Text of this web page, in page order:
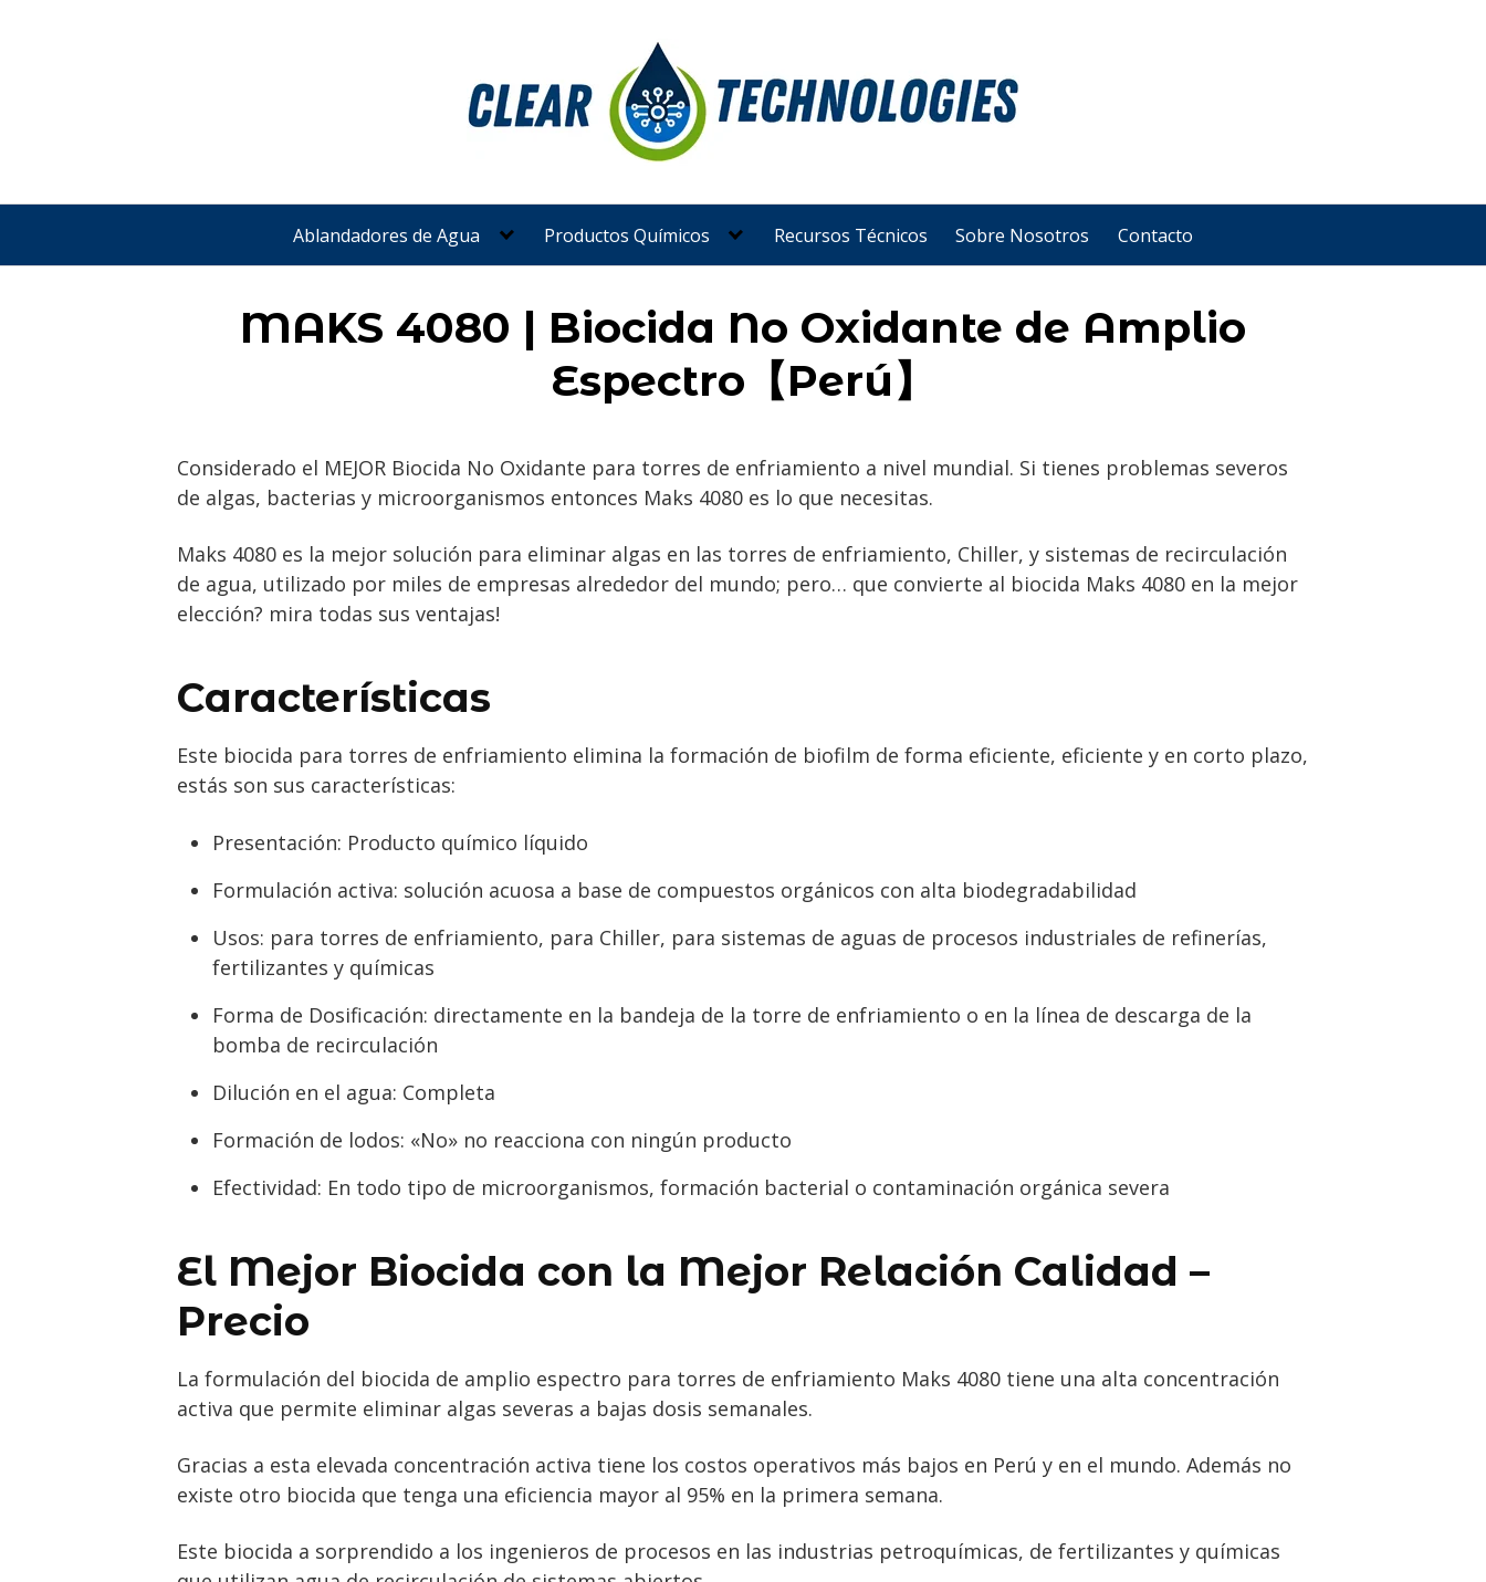
Ablandadores de Agua Productos Químicos Recursos Técnicos Sobre Nosotros Contacto
MAKS 4080 | Biocida No Oxidante de Amplio
Espectro【Perú】
Considerado el MEJOR Biocida No Oxidante para torres de enfriamiento a nivel mundial. Si tienes problemas severos
de algas, bacterias y microorganismos entonces Maks 4080 es lo que necesitas.
Maks 4080 es la mejor solución para eliminar algas en las torres de enfriamiento, Chiller, y sistemas de recirculación
de agua, utilizado por miles de empresas alrededor del mundo; pero… que convierte al biocida Maks 4080 en la mejor
elección? mira todas sus ventajas!
Características
Este biocida para torres de enfriamiento elimina la formación de biofilm de forma eficiente, eficiente y en corto plazo,
estás son sus características:
Presentación: Producto químico líquido
Formulación activa: solución acuosa a base de compuestos orgánicos con alta biodegradabilidad
Usos: para torres de enfriamiento, para Chiller, para sistemas de aguas de procesos industriales de refinerías,
fertilizantes y químicas
Forma de Dosificación: directamente en la bandeja de la torre de enfriamiento o en la línea de descarga de la
bomba de recirculación
Dilución en el agua: Completa
Formación de lodos: «No» no reacciona con ningún producto
Efectividad: En todo tipo de microorganismos, formación bacterial o contaminación orgánica severa
El Mejor Biocida con la Mejor Relación Calidad –
Precio
La formulación del biocida de amplio espectro para torres de enfriamiento Maks 4080 tiene una alta concentración
activa que permite eliminar algas severas a bajas dosis semanales.
Gracias a esta elevada concentración activa tiene los costos operativos más bajos en Perú y en el mundo. Además no
existe otro biocida que tenga una eficiencia mayor al 95% en la primera semana.
Este biocida a sorprendido a los ingenieros de procesos en las industrias petroquímicas, de fertilizantes y químicas